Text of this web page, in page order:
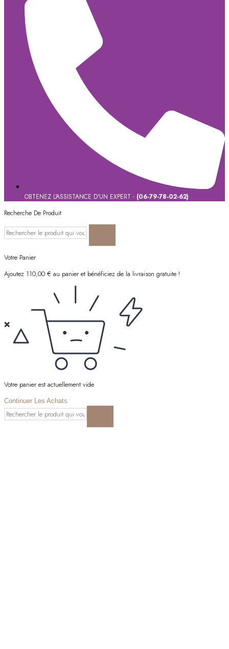
OBTENEZ L'ASSISTANCE D'UN EXPERT - (06-79-78-02-62)
Recherche De Produit
Votre Panier
Ajoutez 110,00 € au panier et bénéficiez de la livraison gratuite !
Votre panier est actuellement vide
Continuer Les Achats